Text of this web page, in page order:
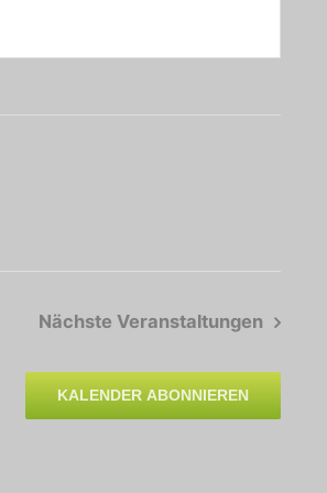
NächsteVeranstaltungen
KALENDER ABONNIEREN